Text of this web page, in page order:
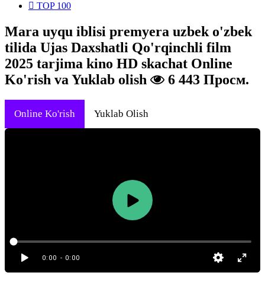
TOP 100
Mara uyqu iblisi premyera uzbek o'zbek
tilida Ujas Daxshatli Qo'rqinchli film
2025 tarjima kino HD skachat Online
Ko'rish va Yuklab olish
6 443 Просм.
Online Ko'rish Yuklab Olish
0:00 - 0:00